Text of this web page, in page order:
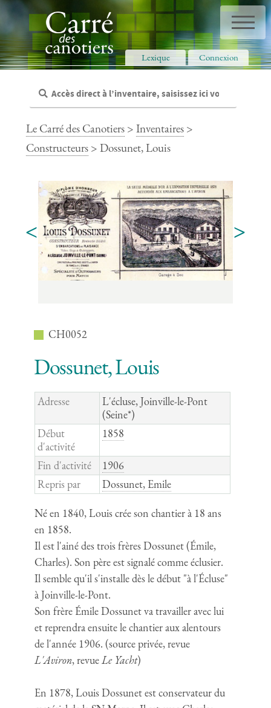
Panneau de gestion des cookies
Lexique Connexion
Le Carré des Canotiers >Inventaires >
Constructeurs > Dossunet, Louis
< >
CH0052
Dossunet, Louis
Adresse
L'écluse, Joinville-le-Pont
(Seine*)
Début
d'activité
1858
Fin d'activité
1906
Repris par
Dossunet, Emile
Né en 1840, Louis crée son chantier à 18 ans
en 1858.
Il est l'ainé des trois frères Dossunet (Émile,
Charles). Son père est signalé comme éclusier.
Il semble qu'il s'installe dès le début "à l'Écluse"
à Joinville-le-Pont.
Son frère Émile Dossunet va travailler avec lui
et reprendra ensuite le chantier aux alentours
de l'année 1906. (source privée, revue
L'Aviron, revueLe Yacht)
En 1878, Louis Dossunet est conservateur du